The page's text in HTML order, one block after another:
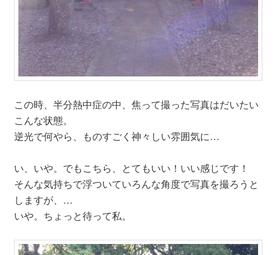
この時、半分熱中症の中、焦って撮った写真はだいたい
こんな状態。
逆光で何やら、ものすごく神々しい雰囲気に…
い、いや。でもこちら、とてもいい！いい感じです！
そんな気持ちで浮ついていろんな角度で写真を撮ろうと
しますが、…
いや。ちょっと待って私。